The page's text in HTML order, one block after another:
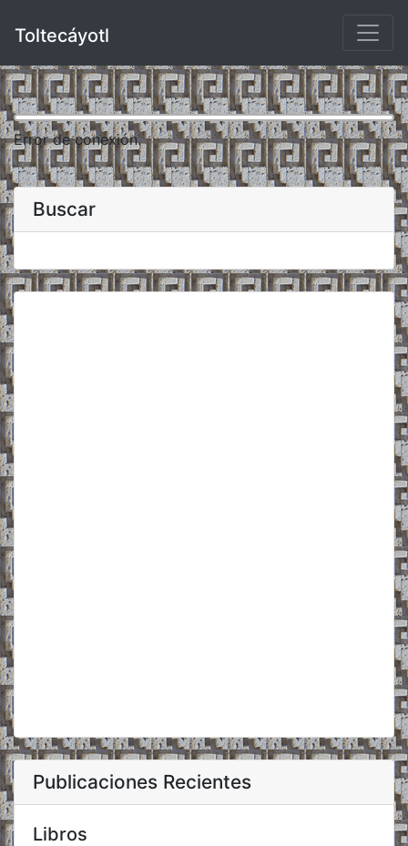
Toltecáyotl
Error de conexión.
Buscar
Publicaciones Recientes
Libros